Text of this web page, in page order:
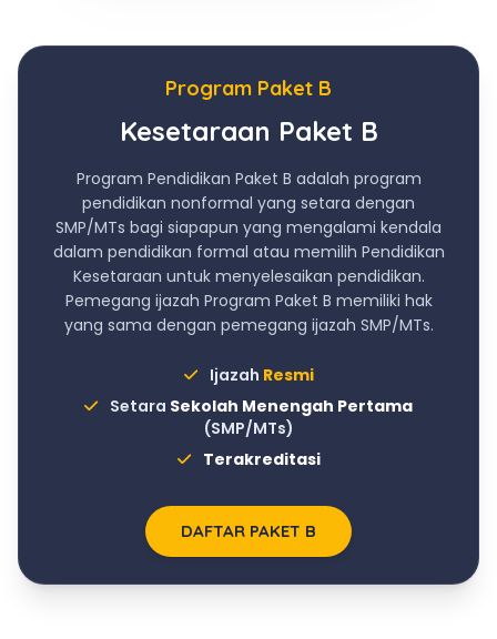
Program Paket B
Kesetaraan Paket B
Program Pendidikan Paket B adalah program
pendidikan nonformal yang setara dengan
SMP/MTs bagi siapapun yang mengalami kendala
dalam pendidikan formal atau memilih Pendidikan
Kesetaraan untuk menyelesaikan pendidikan.
Pemegang ijazah Program Paket B memiliki hak
yang sama dengan pemegang ijazah SMP/MTs.
Ijazah Resmi
Setara Sekolah Menengah Pertama
(SMP/MTs)
Terakreditasi
DAFTAR PAKET B